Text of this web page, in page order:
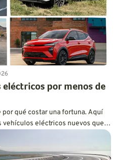
eléctricos por menos de
qué costar una fortuna. Aquí
eléctricos nuevos que
$ ahora mismo. ¡Échales